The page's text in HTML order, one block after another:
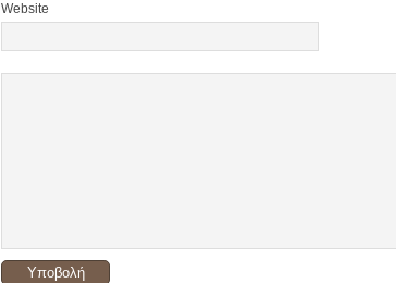
Website